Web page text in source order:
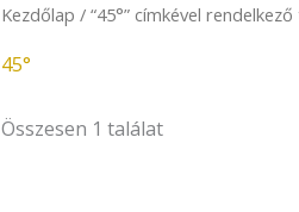
Kezdőlap / “45°” címkével
45°
Összesen 1 találat